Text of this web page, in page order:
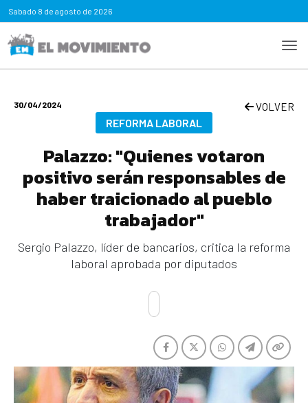
Sabado 8 de agosto de 2026
30/04/2024 VOLVER
REFORMA LABORAL
Palazzo: "Quienes votaron
positivo serán responsables de
haber traicionado al pueblo
trabajador"
Sergio Palazzo, líder de bancarios, critica la reforma
laboral aprobada por diputados